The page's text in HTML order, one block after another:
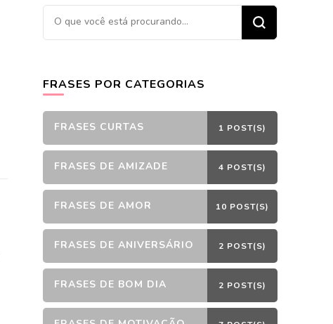
Procurando
algo?
FRASES POR CATEGORIAS
FRASES CURTAS 1 POST(S)
FRASES DE AMIZADE 4 POST(S)
FRASES DE AMOR 10 POST(S)
FRASES DE ANIVERSÁRIO 2 POST(S)
FRASES DE BOM DIA 2 POST(S)